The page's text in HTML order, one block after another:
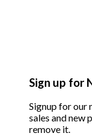
Sign up for
Signup for our
sales and new
remove it.